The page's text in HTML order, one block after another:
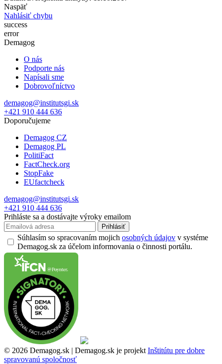
Naspäť
Nahlásiť chybu
success
error
Demagog
O nás
Podporte nás
Napísali sme
Dobrovoľníctvo
demagog@institutsgi.sk
+421 910 444 636
Doporučujeme
Demagog CZ
Demagog PL
PolitiFact
FactCheck.org
StopFake
EUfactcheck
demagog@institutsgi.sk
+421 910 444 636
Prihláste sa a dostávajte výroky emailom
Prihlásiť
Súhlasím so spracovaním mojich osobných údajov v systéme
Demagog.sk za účelom informovania o činnosti portálu.
© 2026 Demagog.sk | Demagog.sk je projekt Inštitútu pre dobre
spravovanú spoločnosť